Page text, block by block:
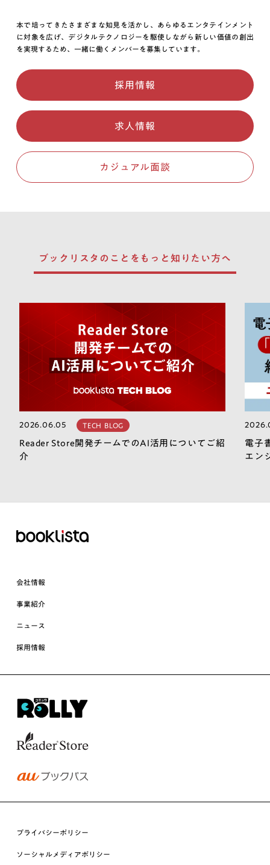
本で培ってきたさまざまな知見を活かし、あらゆるエンタテインメント
に対象を広げ、デジタルテクノロジーを駆使しながら新しい価値の創出
を実現するため、一緒に働くメンバーを募集しています。
採用情報
求人情報
カジュアル面談
ブックリスタのことを もっと知りたい方へ
2026.06.05 TECH BLOG
Reader Store開発チームでのAI活用についてご紹
介
電子
エン
会社情報
事業紹介
ニュース
採用情報
プライバシーポリシー
ソーシャルメディアポリシー